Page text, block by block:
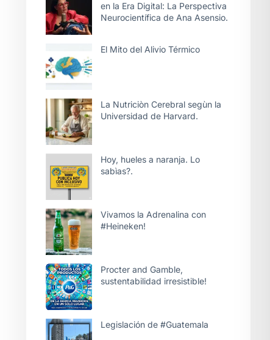
en la Era Digital: La Perspectiva
Neurocientífica de Ana Asensio.
El Mito del Alivio Térmico
La Nutriciòn Cerebral segùn la
Universidad de Harvard.
Hoy, hueles a naranja. Lo
sabìas?.
Vivamos la Adrenalina con
#Heineken!
Procter and Gamble,
sustentabilidad irresistible!
Legislación de #Guatemala